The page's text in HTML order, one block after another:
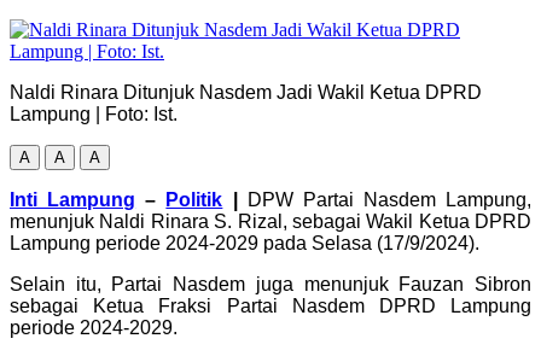
Naldi Rinara Ditunjuk Nasdem Jadi Wakil Ketua DPRD
Lampung | Foto: Ist.
A A A
Inti Lampung – Politik
DPW Partai Nasdem Lampung,
menunjuk Naldi Rinara S. Rizal, sebagai Wakil Ketua DPRD
Lampung periode 2024-2029 pada Selasa (17/9/2024).
Selain itu, Partai Nasdem juga menunjuk Fauzan Sibron
sebagai Ketua Fraksi Partai Nasdem DPRD Lampung
periode 2024-2029.